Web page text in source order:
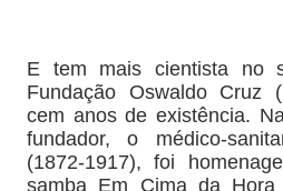
E tem mais cientista no
Fundação Oswaldo Cruz
cem anos de existência.
fundador, o médico-
(1872-1917), foi
samba Em Cima da